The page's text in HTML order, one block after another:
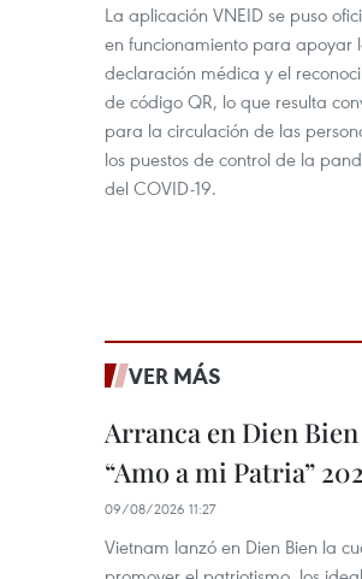
La aplicación VNEID se puso
en funcionamiento para apoyar
declaración médica y el
de código QR, lo que resulta
para la circulación de las
los puestos de control de la
del COVID-19.
VER MÁS
Arranca en Dien
“Amo a mi Patria”
09/08/2026 11:27
Vietnam lanzó en Dien Bien la